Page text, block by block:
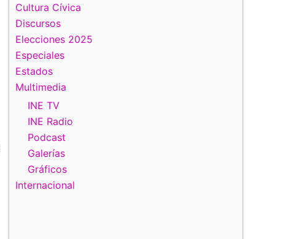
Cultura Cívica
Discursos
Elecciones 2025
Especiales
Estados
Multimedia
INE TV
INE Radio
Podcast
Galerías
Gráficos
Internacional